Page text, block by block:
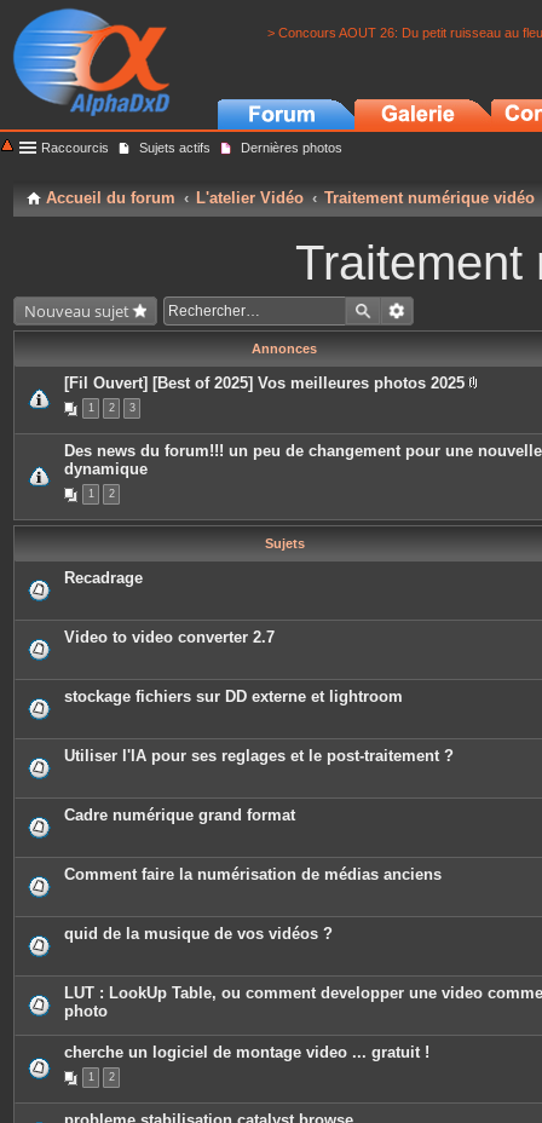
> Concours AOUT 26: Du petit ruisseau au
Raccourcis Sujets actifs Dernières photos
Accueil du forum L'atelier Vidéo Traitement numérique vidéo
Traitement
Nouveau sujet
Annonces
[Fil Ouvert] [Best of 2025] Vos meilleures photos 2025
c
e
n
1 2 3
Des news du forum!!! un peu de changement pour une nouvelle
dynamique
1 2
Sujets
Recadrage
Video to video converter 2.7
stockage fichiers sur DD externe et lightroom
Utiliser l'IA pour ses reglages et le post-traitement ?
Cadre numérique grand format
Comment faire la numérisation de médias anciens
quid de la musique de vos vidéos ?
LUT : LookUp Table, ou comment developper une video
photo
cherche un logiciel de montage video ... gratuit !
1 2